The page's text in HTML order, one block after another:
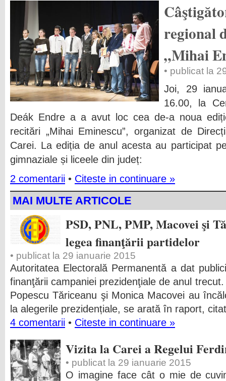
regional
„Mihai
• publicat la
Joi, 29
16.00, la
Deák Endre a a avut loc cea de-a noua
recitări „Mihai Eminescu”, organizat de
Carei. La ediția de anul acesta au participat
gimnaziale și liceele din județ:
2 comentarii • Citeste in continuare »
MAI MULTE ARTICOLE
PSD, PNL, PMP, Macovei şi
legea finanţării partidelor
• publicat la 29 ianuarie 2015
Autoritatea Electorală Permanentă a dat
finanţării campaniei prezidenţiale de anul
Popescu Tăriceanu şi Monica Macovei au
la alegerile prezidențiale, se arată în raport, citat
4 comentarii • Citeste in continuare »
Vizita la Carei a Regelui
• publicat la 29 ianuarie 2015
O imagine face cât o mie de